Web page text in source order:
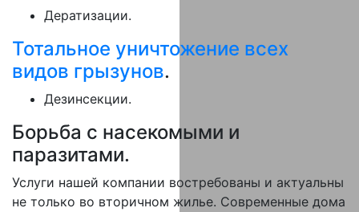
Дератизации.
Тотальное уничтожение всех
видов грызунов.
Дезинсекции.
Борьба с насекомыми и
паразитами.
Услуги нашей компании востребованы и актуальны
не только во вторичном жилье. Современные дома